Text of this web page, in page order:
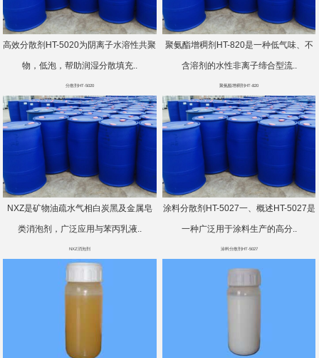
高效分散剂HT-5020为阴离子水溶性共聚
物，低泡，帮助润湿分散填充..
分散剂HT-5020
聚氨酯增稠剂HT-820是一种低气味、不
含溶剂的水性非离子缔合型流..
聚氨酯增稠剂HT-820
NXZ是矿物油疏水气相白炭黑及金属皂
类消泡剂，广泛应用与苯丙乳液..
NXZ消泡剂
涂料分散剂HT-5027一、概述HT-5027是
一种广泛用于涂料生产的高分..
涂料分散剂HT-5027